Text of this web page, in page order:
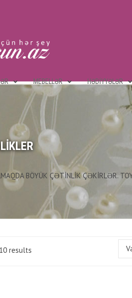
MEBELLƏR HƏDIYYƏLƏR
BÖYÜK ÇƏTINLIK ÇƏKIRLƏR.
results